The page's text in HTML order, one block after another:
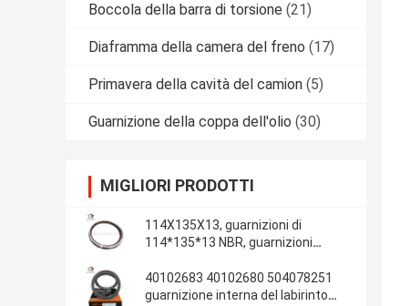
Boccola della barra di torsione (21)
Diaframma della camera del freno (17)
Primavera della cavità del camion (5)
Guarnizione della coppa dell'olio (30)
MIGLIORI PRODOTTI
114X135X13, guarnizioni di
114*135*13 NBR, guarnizioni
materiale delle guarnizioni: NBR
40102683 40102680 504078251
guarnizione interna del labirinto